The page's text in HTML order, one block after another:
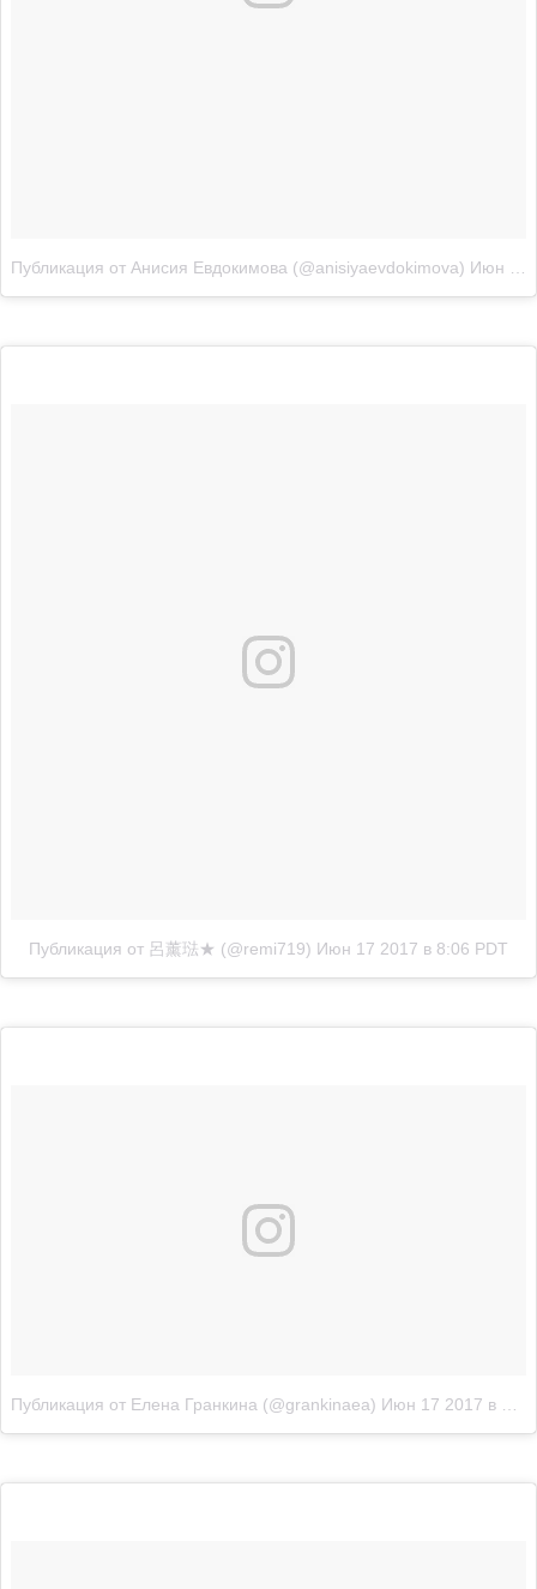
Публикация от Анисия Евдокимова (@anisiyaevdokimova) Июн 17 2017 в 8:46 PDT
Публикация от 呂薰琺★ (@remi719) Июн 17 2017 в 8:06 PDT
Публикация от Елена Гранкина (@grankinaea) Июн 17 2017 в 7:00 PDT